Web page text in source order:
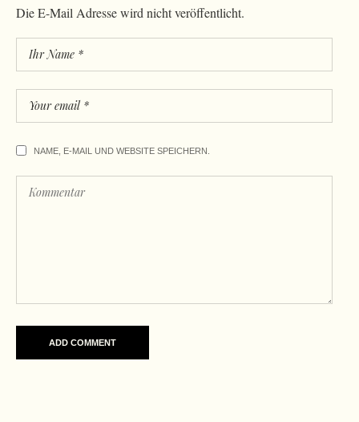
Die E-Mail Adresse wird nicht veröffentlicht.
NAME, E-MAIL UND WEBSITE SPEICHERN.